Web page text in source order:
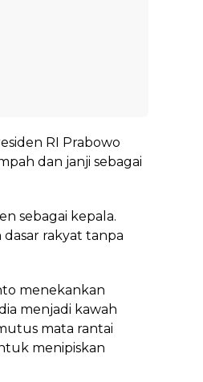
RI Prabowo
dan janji sebagai
sebagai kepala.
rakyat tanpa
menekankan
menjadi kawah
mata rantai
menipiskan